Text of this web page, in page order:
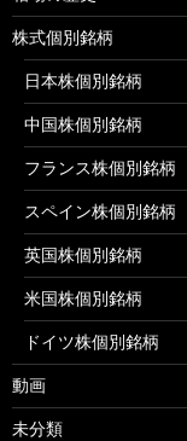
株式個別銘柄
日本株個別銘柄
中国株個別銘柄
フランス株個別銘柄
スペイン株個別銘柄
英国株個別銘柄
米国株個別銘柄
ドイツ株個別銘柄
動画
未分類